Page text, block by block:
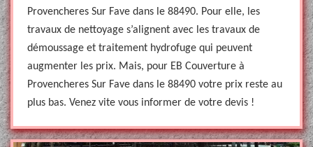
Provencheres Sur Fave dans le 88490. Pour elle, les
travaux de nettoyage s’alignent avec les travaux de
démoussage et traitement hydrofuge qui peuvent
augmenter les prix. Mais, pour EB Couverture à
Provencheres Sur Fave dans le 88490 votre prix reste au
plus bas. Venez vite vous informer de votre devis !